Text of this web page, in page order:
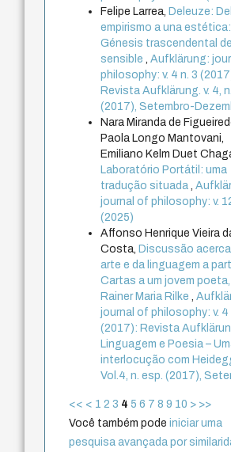
Felipe Larrea, Deleuze: Del
empirismo a una estética:
Génesis trascendental
sensible
,Aufklärung:
philosophy: v. 4 n. 3
Revista Aufklärung. v. 4,
(2017), Setembro-
Nara Miranda de
Paola Longo Mantovani,
Emiliano Kelm Duet
Laboratório Portátil: uma
tradução situada ,
journal of philosophy: v.
(2025)
Affonso Henrique Vieira
Costa, Discussão
arte e da linguagem a
Cartas a um jovem poeta,
Rainer Maria Rilke
,
journal of philosophy: v. 4
(2017): Revista
Linguagem e Poesia –
interlocução com
Vol.4, n. esp. (2017),
<< < 1 2 3 4 5 6 7 8 9 10 > >>
Você também podeiniciar uma
pesquisa avançada por